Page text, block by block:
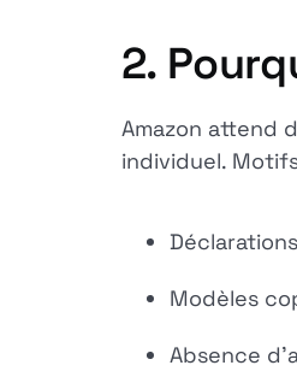
2.
Amazon attend
individuel.
Modèles
Absence